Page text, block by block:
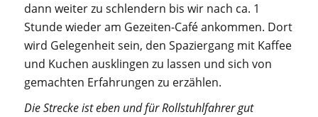
dann weiter zu schlendern bis wir nach ca. 1
Stunde wieder am Gezeiten-Café ankommen. Dort
wird Gelegenheit sein, den Spaziergang mit Kaffee
und Kuchen ausklingen zu lassen und sich von
gemachten Erfahrungen zu erzählen.
Die Strecke ist eben und für Rollstuhlfahrer gut